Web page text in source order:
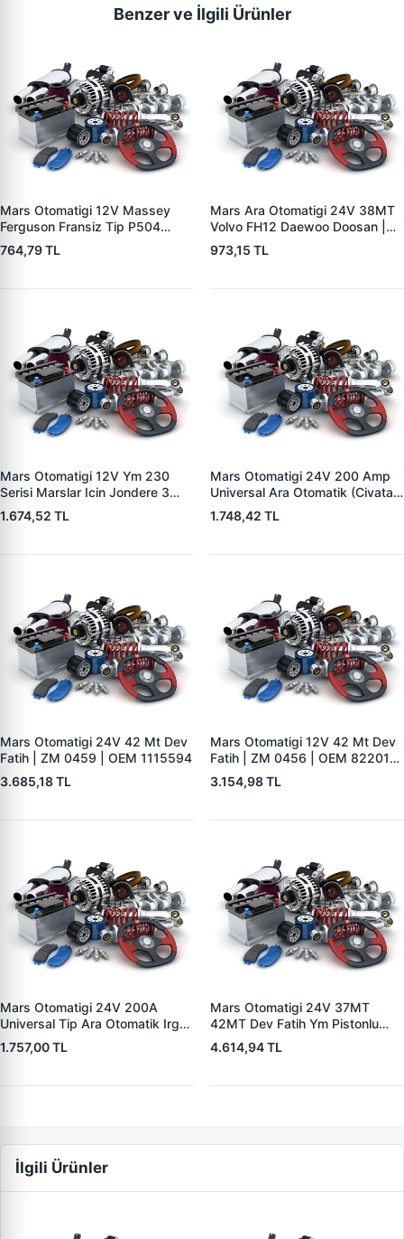
Benzer ve İlgili Ürünler
Mars Otomatigi 12V Massey
Ferguson Fransiz Tip P504
P505 Xxx | ZM 0560
764,79 TL
Mars Ara Otomatigi 24V 38MT
Volvo FH12 Daewoo Doosan |
ZM 4409 | OEM 10512097
973,15 TL
Mars Otomatigi 12V Ym 230
Serisi Marslar Icin Jondere 3
Delik | ZM 1653 | OEM
RE503357
1.674,52 TL
Mars Otomatigi 24V 200 Amp
Universal Ara Otomatik (Civatali)
| ZM 1404
1.748,42 TL
Mars Otomatigi 24V 42 Mt Dev
Fatih | ZM 0459 | OEM 1115594
3.685,18 TL
Mars Otomatigi 12V 42 Mt Dev
Fatih | ZM 0456 | OEM 82201-
5004 V1117553
2132X10456393
3.154,98 TL
Mars Otomatigi 24V 200A
Universal Tip Ara Otomatik Irgat
| ZM 0404
1.757,00 TL
Mars Otomatigi 24V 37MT
42MT Dev Fatih Ym Pistonlu
Bmc Profesyonel Catterpiller Is
Makinasi | ZM 0361 | OEM
4.614,94 TL
İlgili Ürünler